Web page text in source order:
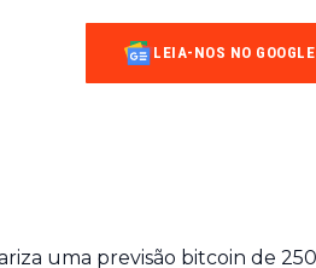
LEIA-NOS NO
uma previsão bitcoin de